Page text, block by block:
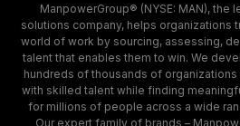
ManpowerGroup® (NYSE: MAN), the
solutions company, helps organizations
world of work by sourcing, assessing,
talent that enables them to win. We
hundreds of thousands of
with skilled talent while finding
for millions of people across a wide
Our expert family of brands –